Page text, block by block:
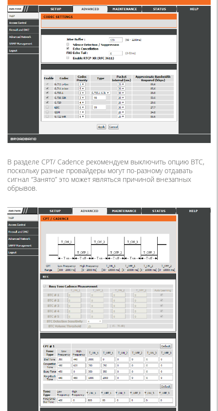
В разделе CPT/ Cadence рекомендуем выключить опцию BTC,
поскольку разные провайдеры могут по-разному отдавать
сигнал “Занято” это может являться причиной внезапных
обрывов.